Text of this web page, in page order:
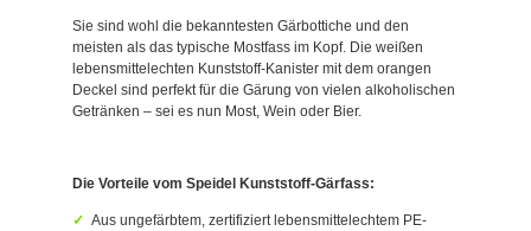
Sie sind wohl die bekanntesten Gärbottiche und den
meisten als das typische Mostfass im Kopf. Die weißen
lebensmittelechten Kunststoff-Kanister mit dem orangen
Deckel sind perfekt für die Gärung von vielen alkoholischen
Getränken – sei es nun Most, Wein oder Bier.
Die Vorteile vom Speidel Kunststoff-Gärfass:
Aus ungefärbtem, zertifiziert lebensmittelechtem PE-